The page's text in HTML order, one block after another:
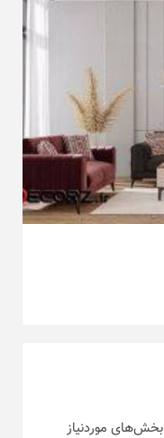
بخش‌های موردنیاز